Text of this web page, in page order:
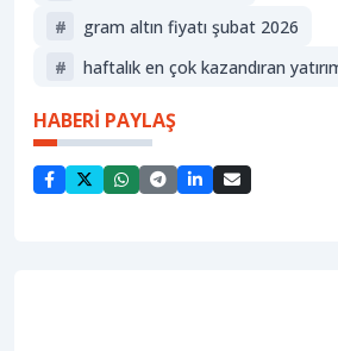
#
gram altın fiyatı şubat 2026
#
haftalık en çok kazandıran
HABERİ PAYLAŞ